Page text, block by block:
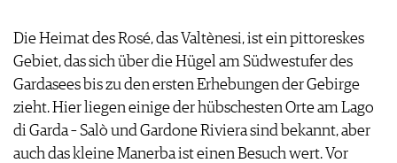
Die Heimat des Rosé, das Valtènesi, ist ein pittoreskes
Gebiet, das sich über die Hügel am Südwestufer des
Gardasees bis zu den ersten Erhebungen der Gebirge
zieht. Hier liegen einige der hübschesten Orte am Lago
di Garda – Salò und Gardone Riviera sind bekannt, aber
auch das kleine Manerba ist einen Besuch wert. Vor